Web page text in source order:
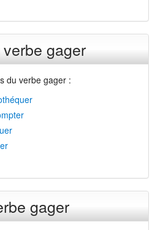
gager
du verbe gager :
gager